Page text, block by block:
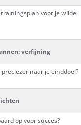
voor je wilde
verfijning
naar je einddoel?
op voor succes?